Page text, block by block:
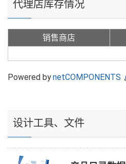
代理店库存情况
销售商店
Powered bynetCOMPONENTS
设计工具、文件